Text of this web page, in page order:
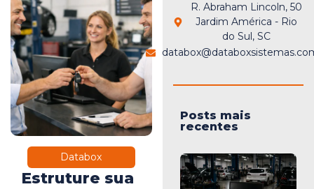
Databox
Estruture sua
R. Abraham Lincoln, 50
Jardim América - Rio
do Sul, SC
Posts mais
recentes